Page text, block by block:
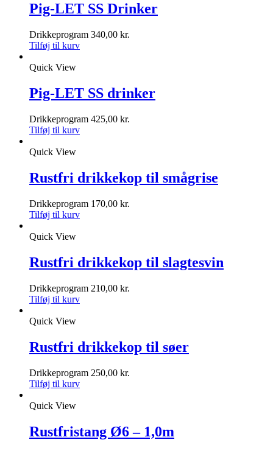
Pig-LET SS Drinker
Drikkeprogram 340,00 kr.
Tilføj til kurv
Quick View
Pig-LET SS drinker
Drikkeprogram 425,00 kr.
Tilføj til kurv
Quick View
Rustfri drikkekop til smågrise
Drikkeprogram 170,00 kr.
Tilføj til kurv
Quick View
Rustfri drikkekop til slagtesvin
Drikkeprogram 210,00 kr.
Tilføj til kurv
Quick View
Rustfri drikkekop til søer
Drikkeprogram 250,00 kr.
Tilføj til kurv
Quick View
Rustfristang Ø6 – 1,0m